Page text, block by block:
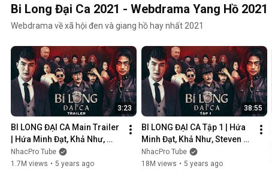
Bi Long Đại Ca 2021 - Webdrama Yang Hồ 2021
Webdrama về xã hội đen và giang hồ hay nhất 2021
3:23
BI LONG ĐẠI CA Main Trailer
| Hứa Minh Đạt, Khả Như,
Steven Nguyễn, Lợi Trần |
Webdrama Yang Hồ 2021
NhacPro Tube
1.7M views • 5 years ago
38:55
BI LONG ĐẠI CA Tập 1 | Hứa
Minh Đạt, Khả Như, Steven
Nguyễn, Lợi Trần |
Webdrama Yang Hồ 2021
NhacPro Tube
18M views • 5 years ago